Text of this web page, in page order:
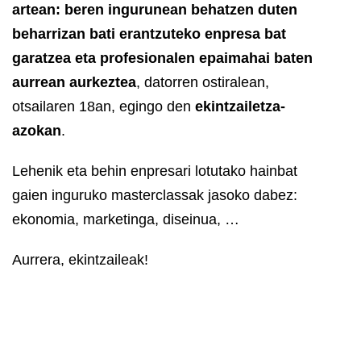
artean: beren ingurunean behatzen duten
beharrizan bati erantzuteko enpresa bat
garatzea eta profesionalen epaimahai baten
aurrean aurkeztea, datorren ostiralean,
otsailaren 18an, egingo den ekintzailetza-
azokan.
Lehenik eta behin enpresari lotutako hainbat
gaien inguruko masterclassak jasoko dabez:
ekonomia, marketinga, diseinua, …
Aurrera, ekintzaileak!